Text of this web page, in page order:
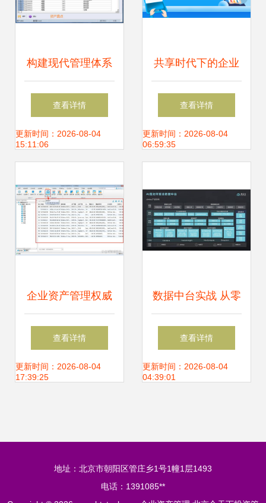
构建现代管理体系
行政事业单位为何
需要固定资产信息
查看详情
更新时间：2026-08-04
15:11:06
共享时代下的企业
资产管理 理念重塑
与技术赋能
查看详情
更新时间：2026-08-04
06:59:35
企业资产管理权威
指南 定义、核心与
实施路径
查看详情
更新时间：2026-08-04
17:39:25
数据中台实战 从零
到一搭建企业数据
资产管理平台
查看详情
更新时间：2026-08-04
04:39:01
地址：北京市朝阳区管庄乡1号1幢1层1493
电话：1391085**